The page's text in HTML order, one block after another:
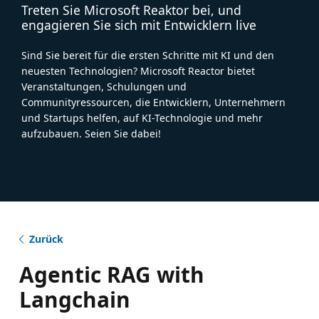
Treten Sie Microsoft Reaktor bei, und
engagieren Sie sich mit Entwicklern live
Sind Sie bereit für die ersten Schritte mit KI und den
neuesten Technologien? Microsoft Reactor bietet
Veranstaltungen, Schulungen und
Communityressourcen, die Entwicklern, Unternehmern
und Startups helfen, auf KI-Technologie und mehr
aufzubauen. Seien Sie dabei!
Zurück
Agentic RAG with
Langchain